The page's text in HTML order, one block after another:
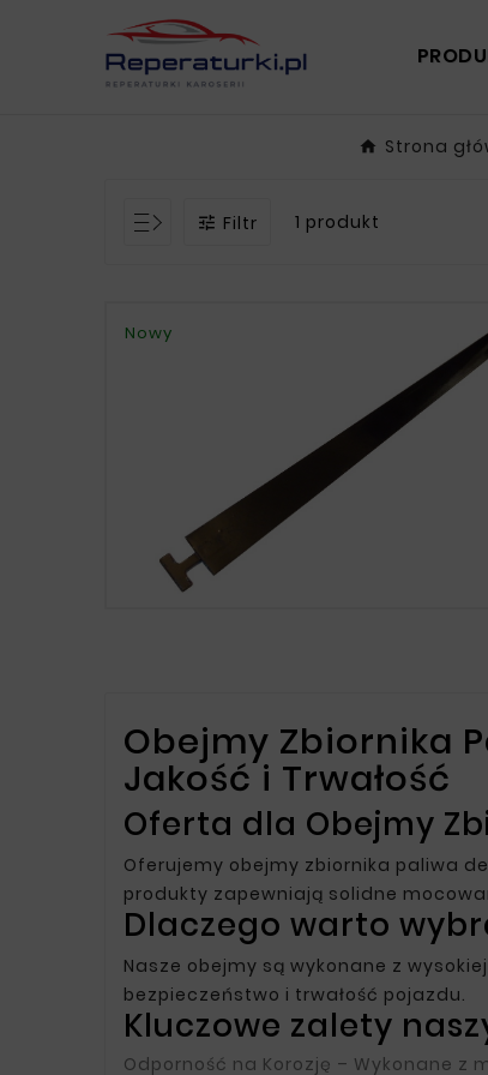
Strona
 Filtr 1 produkt
Nowy
Obejmy Zbiornika
Jakość i Trwałość
Oferta dla Obejmy
Oferujemy obejmy zbiornika paliwa
produkty zapewniają solidne
Dlaczego warto
Nasze obejmy są wykonane z
bezpieczeństwo i trwałość pojazdu.
Kluczowe zalety
Odporność na Korozję – Wykonane z